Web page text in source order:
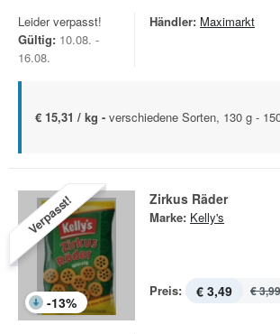
Leider verpasst!
Gültig: 10.08. -
16.08.
Händler: Maximarkt
€ 15,31 / kg - verschiedene Sorten, 130 g -
Verpasst!
-13%
Zirkus Räder
Marke: Kelly's
Preis: € 3,49 € 3,99